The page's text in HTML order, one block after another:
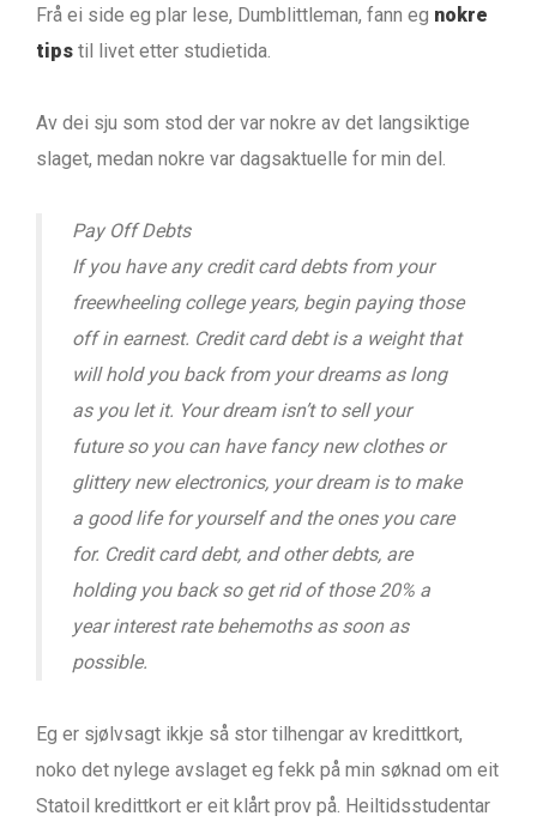
Frå ei side eg plar lese, Dumblittleman, fann eg nokre
tips til livet etter studietida.
Av dei sju som stod der var nokre av det langsiktige
slaget, medan nokre var dagsaktuelle for min del.
Pay Off Debts
If you have any credit card debts from your
freewheeling college years, begin paying those
off in earnest. Credit card debt is a weight that
will hold you back from your dreams as long
as you let it. Your dream isn’t to sell your
future so you can have fancy new clothes or
glittery new electronics, your dream is to make
a good life for yourself and the ones you care
for. Credit card debt, and other debts, are
holding you back so get rid of those 20% a
year interest rate behemoths as soon as
possible.
Eg er sjølvsagt ikkje så stor tilhengar av kredittkort,
noko det nylege avslaget eg fekk på min søknad om eit
Statoil kredittkort er eit klårt prov på. Heiltidsstudentar